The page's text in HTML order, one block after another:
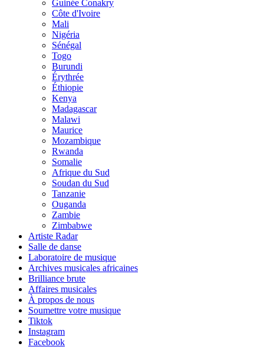
Guinée Conakry
Côte d'Ivoire
Mali
Nigéria
Sénégal
Togo
Burundi
Érythrée
Éthiopie
Kenya
Madagascar
Malawi
Maurice
Mozambique
Rwanda
Somalie
Afrique du Sud
Soudan du Sud
Tanzanie
Ouganda
Zambie
Zimbabwe
Artiste Radar
Salle de danse
Laboratoire de musique
Archives musicales africaines
Brilliance brute
Affaires musicales
À propos de nous
Soumettre votre musique
Tiktok
Instagram
Facebook